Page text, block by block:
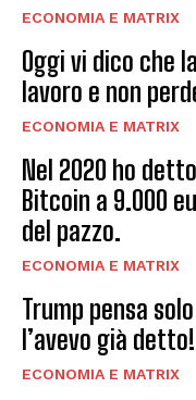
ECONOMIA E MATRIX
Oggi vi dico che
lavoro e non
ECONOMIA E MATRIX
Nel 2020 ho
Bitcoin a 9.000
del pazzo.
ECONOMIA E MATRIX
Trump pensa
l’avevo già detto!
ECONOMIA E MATRIX